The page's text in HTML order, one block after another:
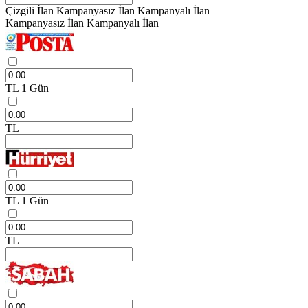
Çizgili İlan Kampanyasız İlan Kampanyalı İlan
Kampanyasız İlan Kampanyalı İlan
TL 1 Gün
TL
TL 1 Gün
TL